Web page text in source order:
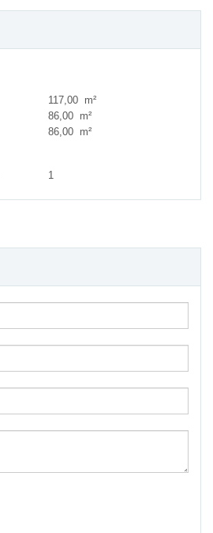
117,00 m²
86,00 m²
86,00 m²
1